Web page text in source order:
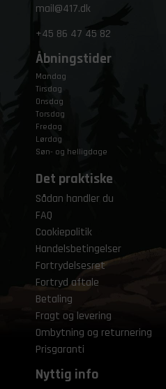
mail@417.dk
+45 86 47 45 82
Åbningstider
Mandag
Tirsdag
Onsdag
Torsdag
Fredag
Lørdag
Søn- og helligdage
Det praktiske
Sådan handler du
FAQ
Cookiepolitik
Handelsbetingelser
Fortrydelsesret
Fortryd aftale
Betaling
Fragt og levering
Ombytning og returnering
Prisgaranti
Nyttig info